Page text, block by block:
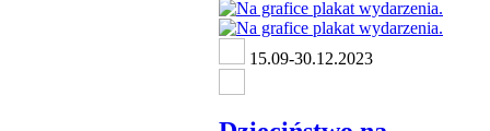
15.09-30.12.2023